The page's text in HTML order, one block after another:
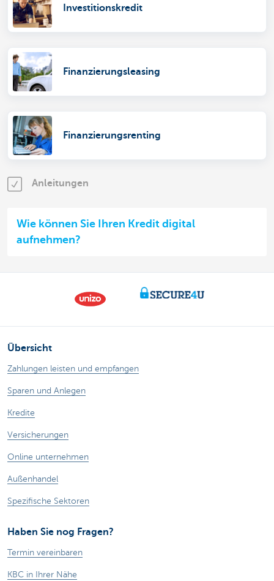
Investitionskredit
Finanzierungsleasing
Finanzierungsrenting
Anleitungen
Wie können Sie Ihren Kredit digital
aufnehmen?
Übersicht
Zahlungen leisten und empfangen
Sparen und Anlegen
Kredite
Versicherungen
Online unternehmen
Außenhandel
Spezifische Sektoren
Haben Sie nog Fragen?
Termin vereinbaren
KBC in Ihrer Nähe